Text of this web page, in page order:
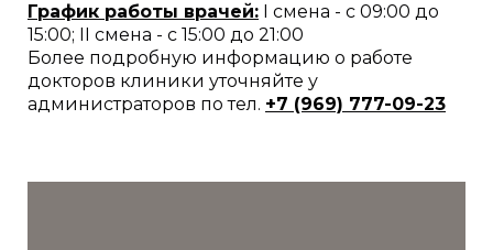
График работы врачей: I смена - с 09:00 до
15:00; II смена - с 15:00 до 21:00
Более подробную информацию о работе
докторов клиники уточняйте у
администраторов по тел. +7 (969) 777-09-23